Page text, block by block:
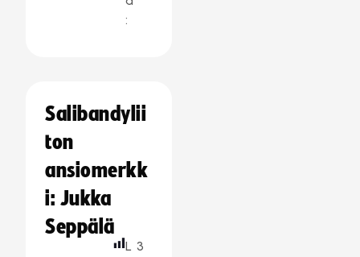
:
Salibandylii
ton
ansiomerkk
i: Jukka
Seppälä
L 3